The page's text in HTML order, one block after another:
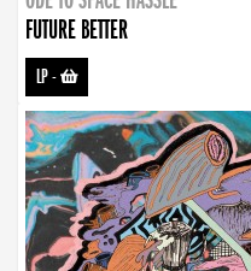
FUTURE BETTER
LP-